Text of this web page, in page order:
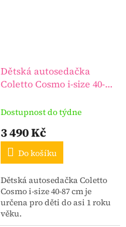
Dětská autosedačka
Coletto Cosmo i-size 40-87
Dostupnost do týdne
3 490 Kč
Do košíku
Dětská autosedačka Coletto
Cosmo i-size 40-87 cm je
určena pro děti do asi 1 roku
věku.